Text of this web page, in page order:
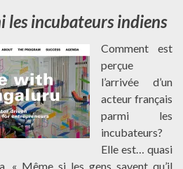
les incubateurs indiens
Comment est
perçue
l’arrivée d’un
acteur français
parmi les
incubateurs?
Elle est… quasi
« Même si les gens savent qu’il